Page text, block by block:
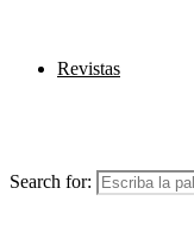
Revistas
Search for: